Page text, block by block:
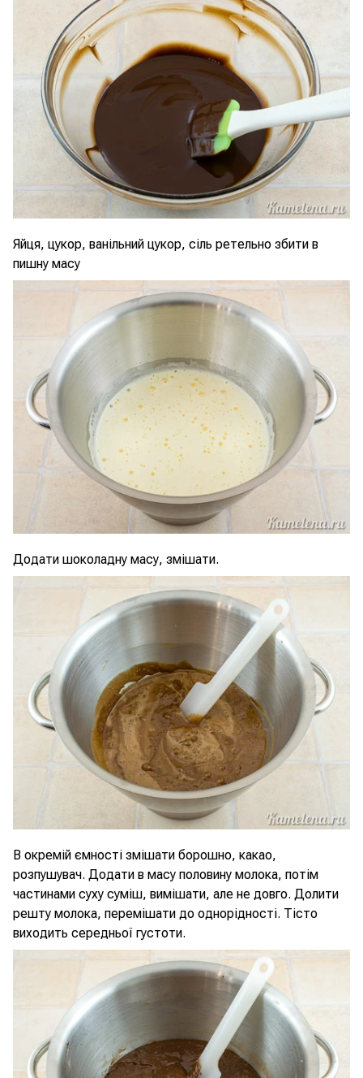
Яйця, цукор, ванільний цукор, сіль ретельно збити в
пишну масу
Додати шоколадну масу, змішати.
В окремій ємності змішати борошно, какао,
розпушувач. Додати в масу половину молока, потім
частинами суху суміш, вимішати, але не довго. Долити
решту молока, перемішати до однорідності. Тісто
виходить середньої густоти.